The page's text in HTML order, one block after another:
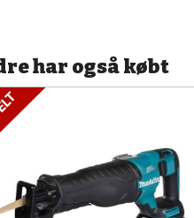
har også købt